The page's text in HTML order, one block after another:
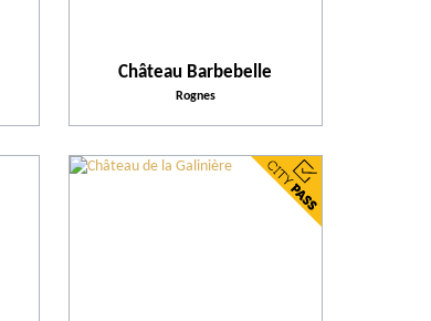
Château Barbebelle
Rognes